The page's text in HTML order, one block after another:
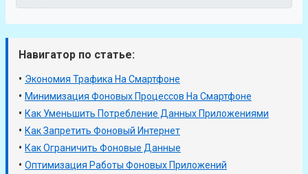
Навигатор по статье:
• Экономия Трафика На Смартфоне
• Минимизация Фоновых Процессов На Смартфоне
• Как Уменьшить Потребление Данных Приложениями
• Как Запретить Фоновый Интернет
• Как Ограничить Фоновые Данные
• Оптимизация Работы Фоновых Приложений